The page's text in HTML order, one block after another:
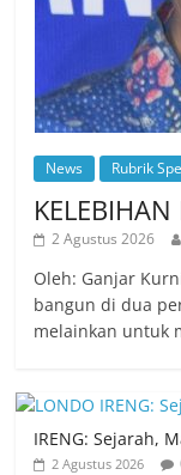
News Rubrik
KELEBIHAN
2 Agustus 2026
Oleh: Ganjar
bangun di dua
melainkan untuk
IRENG: Sejarah,
2 Agustus 2026